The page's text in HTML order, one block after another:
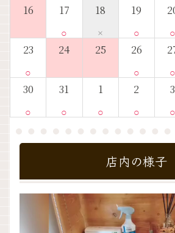
16 17
○
18
×
19
○ ○
23
○
24 25 26
○ ○
30
○
31
○
1
○
2
○
3
○
店内の様子